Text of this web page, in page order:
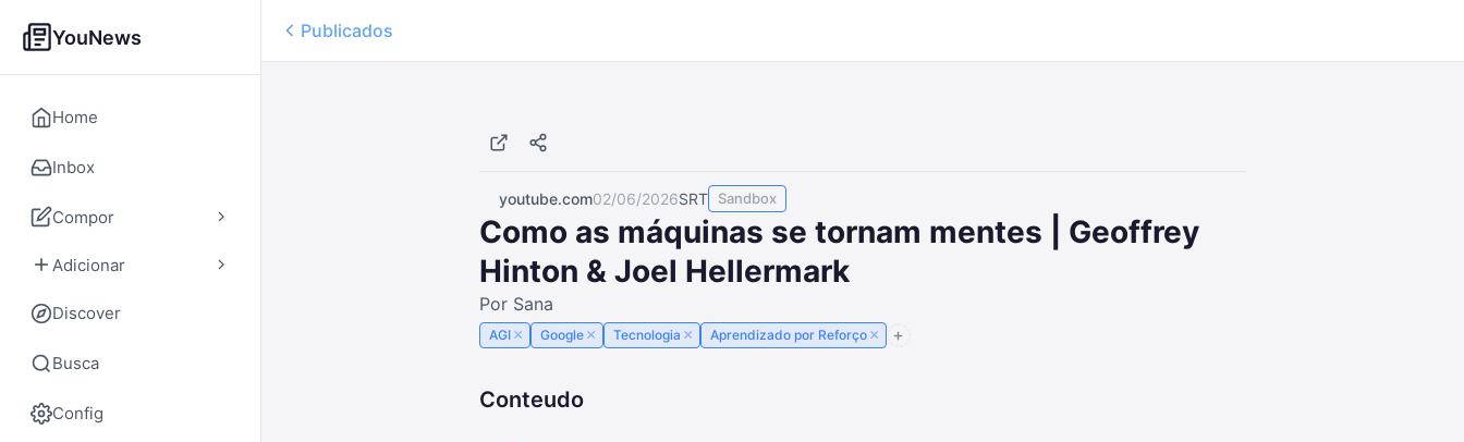
YouNews
Home
Inbox
Compor
Adicionar
Discover
Busca
Config
Publicados
youtube.com02/06/2026SRT Sandbox
Como as máquinas se tornam mentes | Geoffrey
Hinton & Joel Hellermark
Por Sana
AGI × Google × Tecnologia × Aprendizado por Reforço ×
Conteudo